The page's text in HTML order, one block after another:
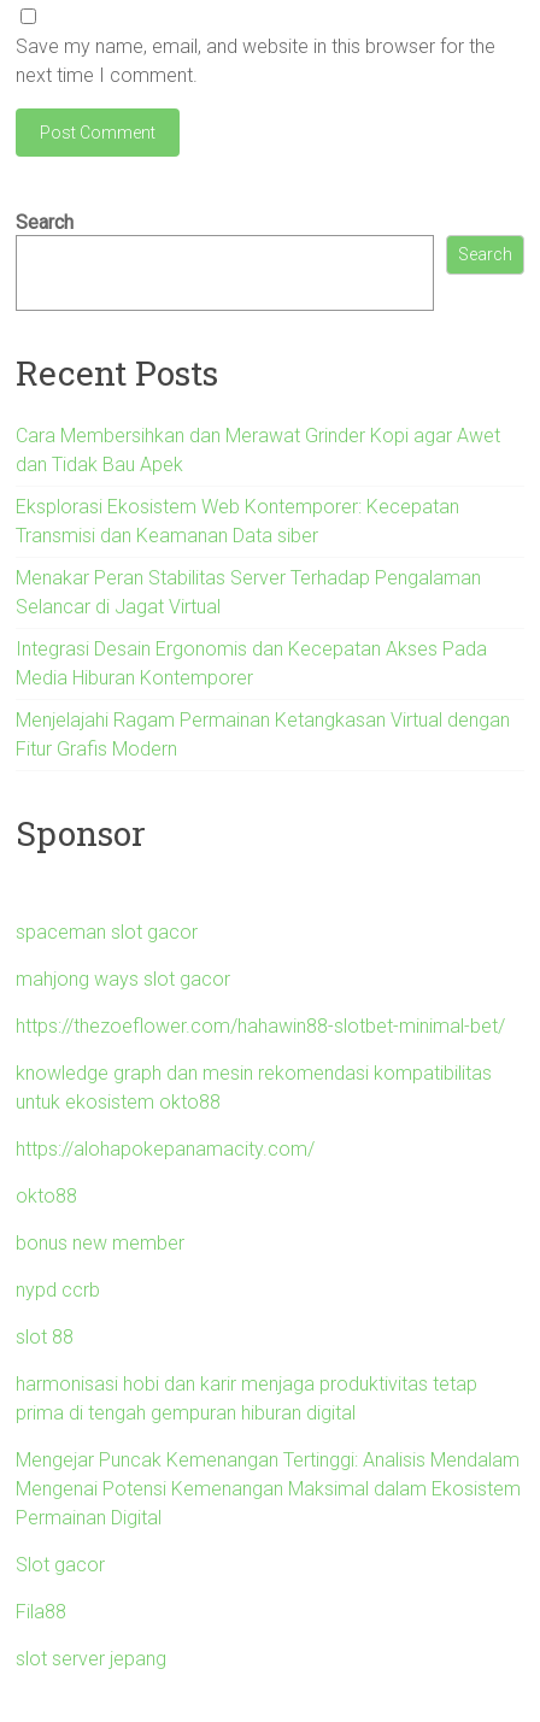
Save my name, email, and website in this browser for the
next time I comment.
Search
Search
Recent Posts
Cara Membersihkan dan Merawat Grinder Kopi agar Awet
dan Tidak Bau Apek
Eksplorasi Ekosistem Web Kontemporer: Kecepatan
Transmisi dan Keamanan Data siber
Menakar Peran Stabilitas Server Terhadap Pengalaman
Selancar di Jagat Virtual
Integrasi Desain Ergonomis dan Kecepatan Akses Pada
Media Hiburan Kontemporer
Menjelajahi Ragam Permainan Ketangkasan Virtual dengan
Fitur Grafis Modern
Sponsor
spaceman slot gacor
mahjong ways slot gacor
https://thezoeflower.com/hahawin88-slotbet-minimal-bet/
knowledge graph dan mesin rekomendasi kompatibilitas
untuk ekosistem okto88
https://alohapokepanamacity.com/
okto88
bonus new member
nypd ccrb
slot 88
harmonisasi hobi dan karir menjaga produktivitas tetap
prima di tengah gempuran hiburan digital
Mengejar Puncak Kemenangan Tertinggi: Analisis Mendalam
Mengenai Potensi Kemenangan Maksimal dalam Ekosistem
Permainan Digital
Slot gacor
Fila88
slot server jepang